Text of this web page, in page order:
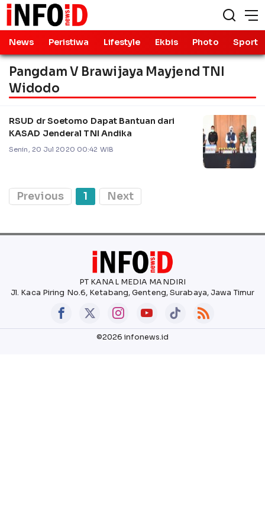
News Peristiwa Lifestyle Ekbis Photo Sport
Pangdam V Brawijaya Mayjend TNI
Widodo
RSUD dr Soetomo Dapat Bantuan dari
KASAD Jenderal TNI Andika
Senin, 20 Jul 2020 00:42 WIB
Previous 1 Next
PT KANAL MEDIA MANDIRI
Jl. Kaca Piring No.6, Ketabang, Genteng, Surabaya, Jawa Timur
©2026 infonews.id